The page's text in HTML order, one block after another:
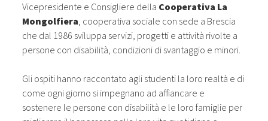
Vicepresidente e Consigliere della Cooperativa La
Mongolfiera, cooperativa sociale con sede a Brescia
che dal 1986 sviluppa servizi, progetti e attività rivolte a
persone con disabilità, condizioni di svantaggio e minori.
Gli ospiti hanno raccontato agli studenti la loro realtà e di
come ogni giorno si impegnano ad affiancare e
sostenere le persone con disabilità e le loro famiglie per